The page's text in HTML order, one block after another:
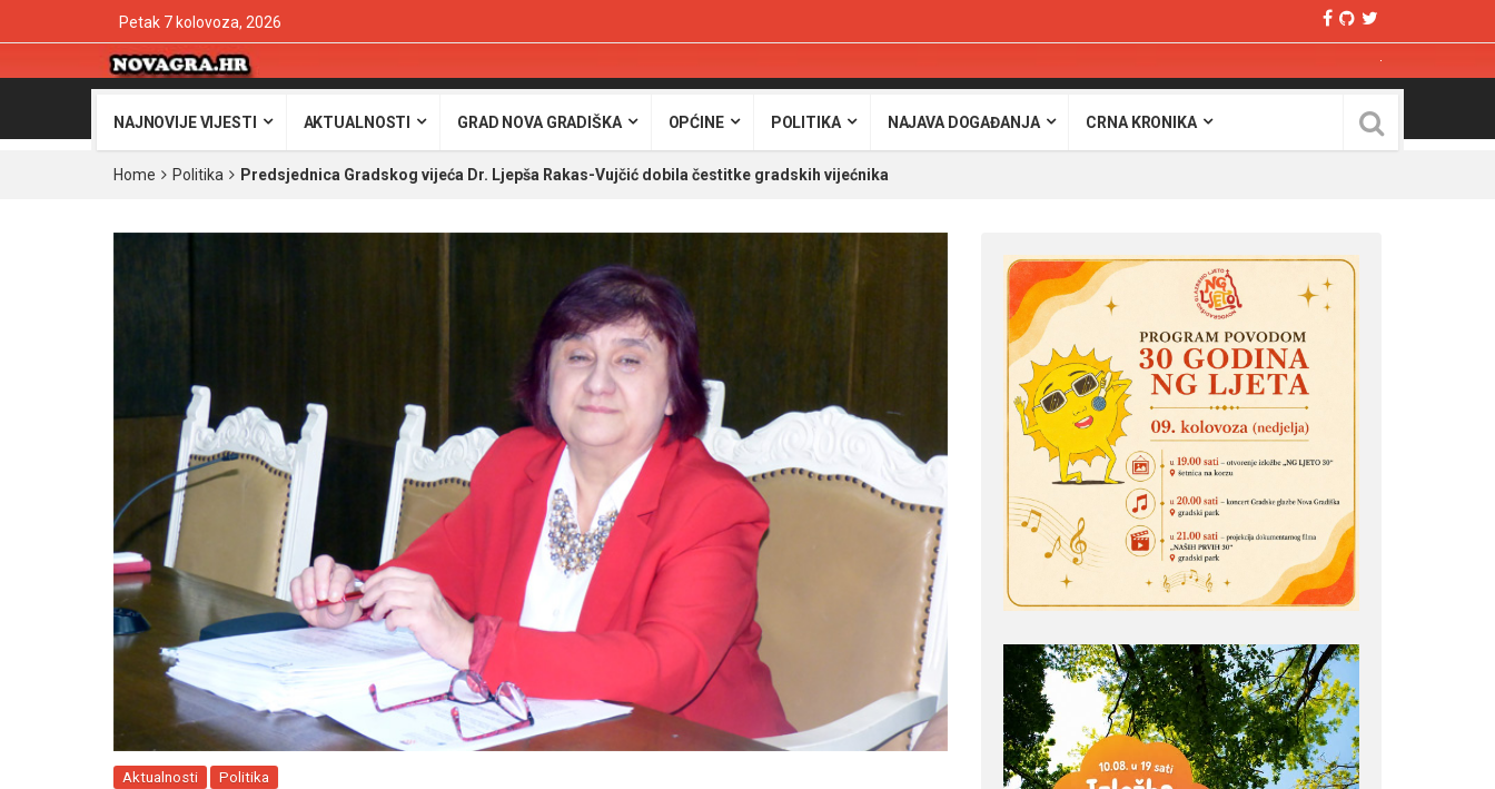
Petak 7 kolovoza, 2026
NAJNOVIJE VIJESTI AKTUALNOSTI GRAD NOVA GRADIŠKA OPĆINE POLITIKA NAJAVA DOGAĐANJA CRNA KRONIKA
Home Politika Predsjednica Gradskog vijeća Dr. Ljepša Rakas-Vujčić dobila čestitke gradskih vijećnika
Aktualnosti Politika